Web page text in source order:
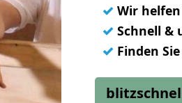
✓ Wir
✓ Schnell &
✓ Finden